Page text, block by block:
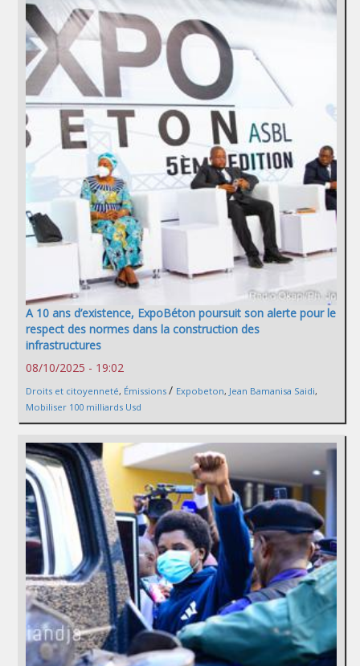
A 10 ans d’existence, ExpoBéton poursuit son alerte pour le
respect des normes dans la construction des
infrastructures
08/10/2025 - 19:02
Droits et citoyenneté, Émissions / Expobeton, Jean Bamanisa Saidi,
Mobiliser 100 milliards Usd